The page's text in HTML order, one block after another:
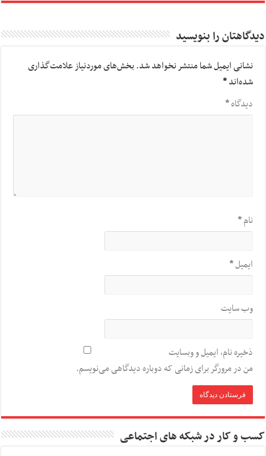
دیدگاهتان را بنویسید
نشانی ایمیل شما منتشر نخواهد شد.بخش‌های موردنیاز علامت‌گذاری
شده‌اند*
دیدگاه*
نام*
ایمیل*
وب‌ سایت
ذخیره نام، ایمیل و وبسایت
من در مرورگر برای زمانی که دوباره دیدگاهی می‌نویسم.
کسب و کار در شبکه های اجتماعی